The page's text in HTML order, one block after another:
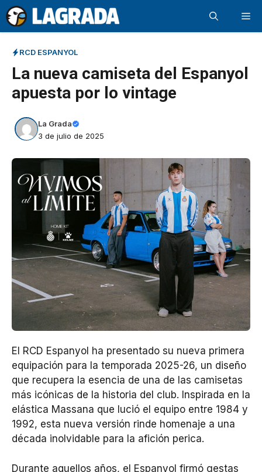
Saltar
al
contenido
RCD ESPANYOL
La nueva camiseta del Espanyol
apuesta por lo vintage
La Grada
3 de julio de 2025
El RCD Espanyol ha presentado su nueva primera
equipación para la temporada 2025-26, un diseño
que recupera la esencia de una de las camisetas
más icónicas de la historia del club. Inspirada en la
elástica Massana que lució el equipo entre 1984 y
1992, esta nueva versión rinde homenaje a una
década inolvidable para la afición perica.
Durante aquellos años, el Espanyol firmó gestas